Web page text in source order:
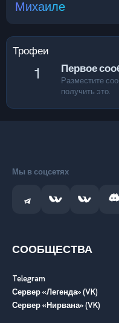
Михаиле
Трофеи
1 Первое
Разместите
получить это.
Мы в соцсетях
СООБЩЕСТВА
Telegram
Сервер «Легенда» (VK)
Сервер «Нирвана» (VK)